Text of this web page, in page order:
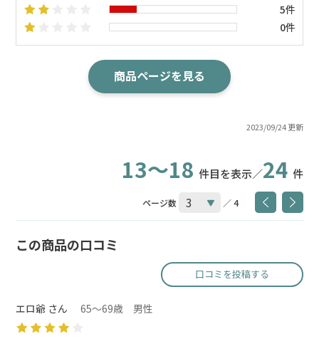
2023/09/24 更新
5件
0件
商品ページを見る
13～18 件目を表示／24 件
ページ数 ／ 4
この商品の口コミ
口コミを投稿する
エロ爺 さん 65～69歳 男性